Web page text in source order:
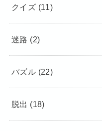
クイズ (11)
迷路 (2)
パズル (22)
脱出 (18)